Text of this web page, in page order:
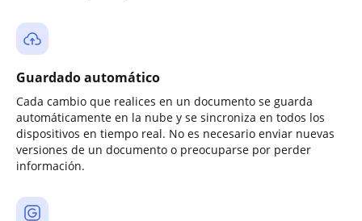
Guardado automático
Cada cambio que realices en un documento se guarda
automáticamente en la nube y se sincroniza en todos los
dispositivos en tiempo real. No es necesario enviar nuevas
versiones de un documento o preocuparse por perder
información.